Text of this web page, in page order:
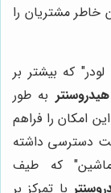
خاطر مشتریان را
که بیشتر بر
هیدروسنتر به طور
امکان را فراهم
دسترسی داشته
که طیف
با تمرکز بر